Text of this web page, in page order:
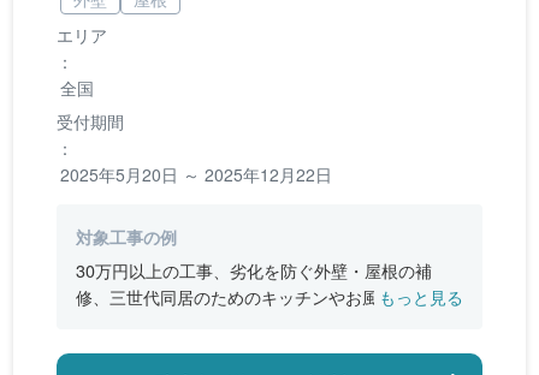
エリア
：
全国
受付期間
：
2025年5月20日 ～ 2025年12月22日
対象工事の例
30万円以上の工事、劣化を防ぐ外壁・屋根の補
修、三世代同居のためのキッチンやお風呂の増
もっと見る